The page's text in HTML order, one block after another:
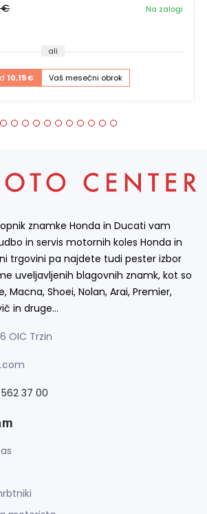
Na zalogi
€
ali
10,15 € Vaš mesečni obrok
znamke Honda in Ducati vam
in servis motornih koles Honda in
trgovini pa najdete tudi pester izbor
uveljavljenih blagovnih znamk, kot so
Macna, Shoei, Nolan, Arai, Premier,
in druge…
OIC Trzin
562 37 00